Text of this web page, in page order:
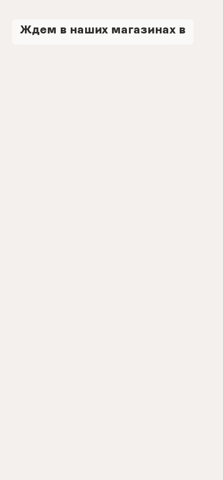
Ждем в наших магазинах в